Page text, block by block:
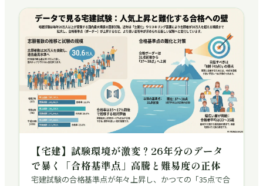
【宅建】試験環境が激変？26年分のデータ
で暴く「合格基準点」高騰と難易度の正体
宅建試験の合格基準点が年々上昇し、かつての「35点で合